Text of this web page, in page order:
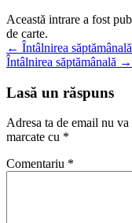
Această intrare a fost
de carte.
Navigare
în
articole
← Întâlnirea săptămânală
Întâlnirea săptămânală →
Lasă un răspuns
Adresa ta de email nu
marcate cu *
Comentariu *